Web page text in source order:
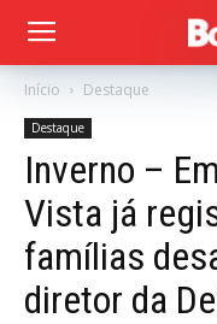
Início Destaque
Destaque
Inverno –
Vista já
famílias
diretor da